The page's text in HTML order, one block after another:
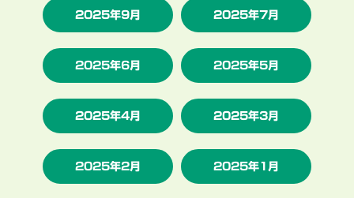
2025年9月 2025年7月
2025年6月 2025年5月
2025年4月 2025年3月
2025年2月 2025年1月